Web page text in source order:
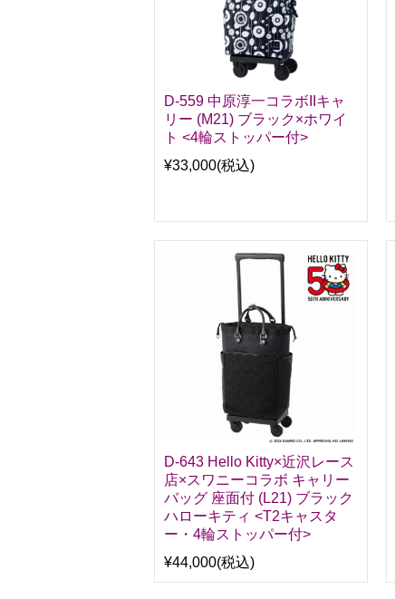
D-559 中原淳一コラボIIキャ
リー (M21) ブラック×ホワイ
ト <4輪ストッパー付>
¥33,000(税込)
D-643 Hello Kitty×近沢レース
店×スワニーコラボ キャリー
バッグ 座面付 (L21) ブラック
ハローキティ <T2キャスタ
ー・4輪ストッパー付>
¥44,000(税込)